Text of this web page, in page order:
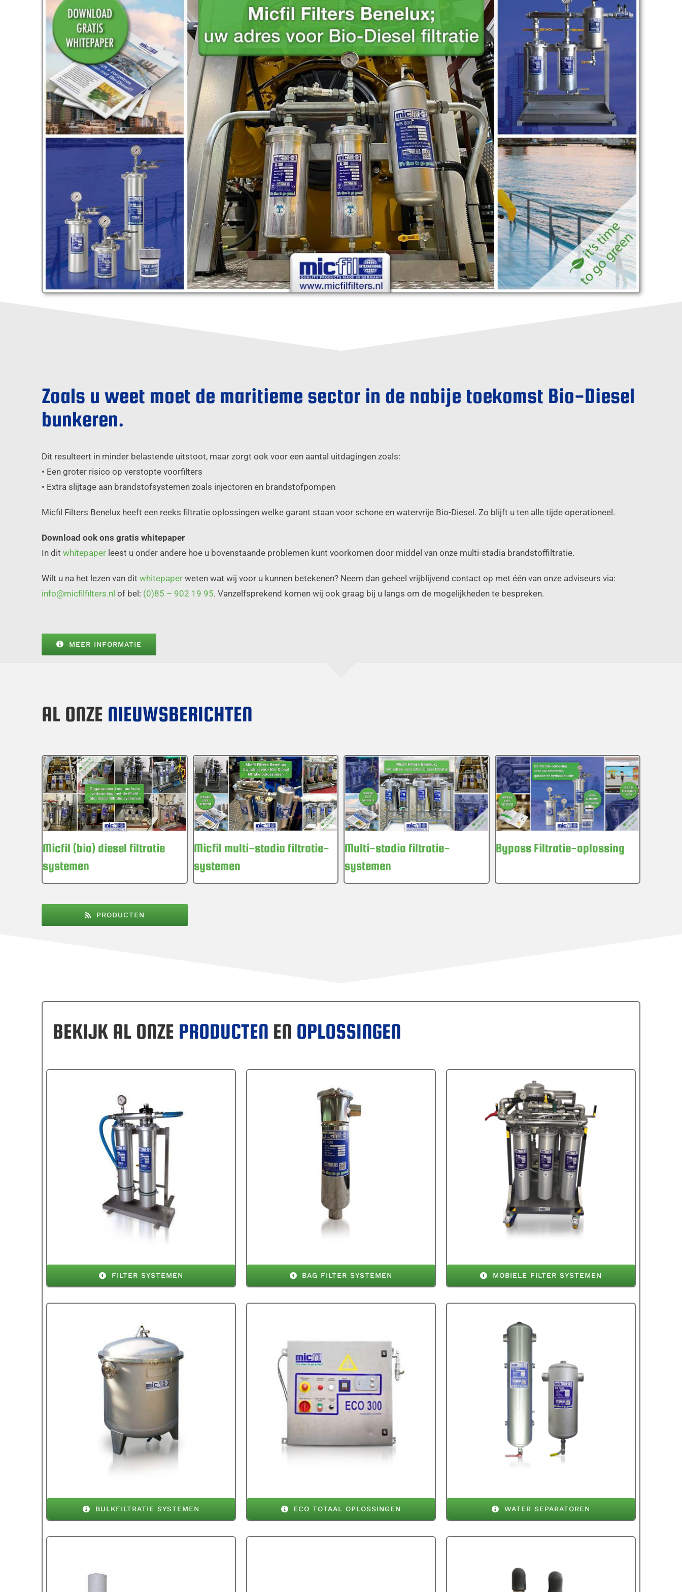
Zoals u weet moet de maritieme sector in de nabije toekomst Bio-Diesel
bunkeren.
Dit resulteert in minder belastende uitstoot, maar zorgt ook voor een aantal uitdagingen zoals:
• Een groter risico op verstopte voorfilters
• Extra slijtage aan brandstofsystemen zoals injectoren en brandstofpompen
Micfil Filters Benelux heeft een reeks filtratie oplossingen welke garant staan voor schone en watervrije Bio-Diesel. Zo blijft u ten alle tijde operationeel.
Download ook ons gratis whitepaper
In dit whitepaper leest u onder andere hoe u bovenstaande problemen kunt voorkomen door middel van onze multi-stadia brandstoffiltratie.
Wilt u na het lezen van dit whitepaper weten wat wij voor u kunnen betekenen? Neem dan geheel vrijblijvend contact op met één van onze adviseurs via:
info@micfilfilters.nl of bel: (0)85 – 902 19 95. Vanzelfsprekend komen wij ook graag bij u langs om de mogelijkheden te bespreken.
MEER INFORMATIE
AL ONZE NIEUWSBERICHTEN
Micfil (bio) diesel filtratie
systemen
Micfil multi-stadia filtratie-
systemen
Multi-stadia filtratie-
systemen
Bypass Filtratie-oplossing
PRODUCTEN
BEKIJK AL ONZE PRODUCTEN EN OPLOSSINGEN
FILTER SYSTEMEN BAG FILTER SYSTEMEN MOBIELE FILTER SYSTEMEN
BULKFILTRATIE SYSTEMEN ECO TOTAAL OPLOSSINGEN WATER SEPARATOREN